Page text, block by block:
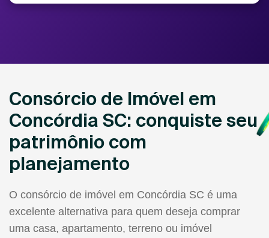
Consórcio de Imóvel em
Concórdia SC: conquiste seu
patrimônio com
planejamento
O consórcio de imóvel em Concórdia SC é uma
excelente alternativa para quem deseja comprar
uma casa, apartamento, terreno ou imóvel